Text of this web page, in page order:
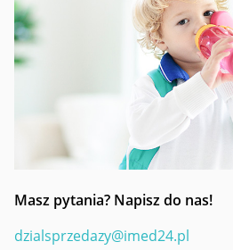
Masz pytania? Napisz do nas!
dzialsprzedazy@imed24.pl